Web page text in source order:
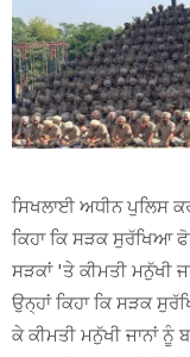
ਸਿਖਲਾਈ ਅਧੀਨ ਪੁਲਿਸ
ਕਿਹਾ ਕਿ ਸੜਕ ਸੁਰੱਖਿਆ
ਸੜਕਾਂ 'ਤੇ ਕੀਮਤੀ ਮਨੁੱਖੀ
ਉਨ੍ਹਾਂ ਕਿਹਾ ਕਿ ਸੜਕ
ਕੇ ਕੀਮਤੀ ਮਨੁੱਖੀ ਜਾਨਾਂ ਨੂੰ